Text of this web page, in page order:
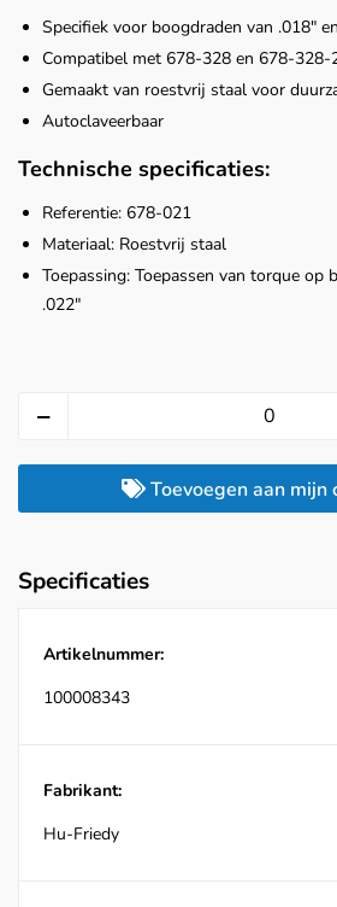
Specifiek voor boogdraden van .018"
Compatibel met 678-328 en 678-328-
Gemaakt van roestvrij staal voor
Autoclaveerbaar
Technische specificaties:
Referentie: 678-021
Materiaal: Roestvrij staal
Toepassing: Toepassen van torque op
.022"
Toevoegen aan mijn
Specificaties
Artikelnummer:
100008343
Fabrikant:
Hu-Friedy